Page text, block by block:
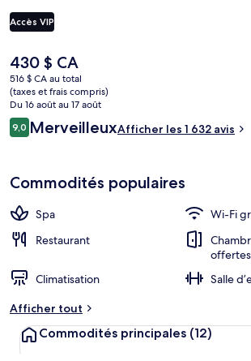
le dîner et le souper. Parmi les autres points
salons, un centre d’entraînement ouvert en tout
voyageurs apprécient l’emplacement central
touristiques, mais aussi pour la proximité au
Station de métro St. James's Park est à 3
de métro Victoria, à 8 minutes à pied.
Accès VIP
Le
prix
actuel
est
de 430 $ CA
430 $ CA
516 $ CA au total
(taxes et frais compris)
Du 16 août au 17 août
Avis
9,09,0 sur 10 –
MerveilleuxAfficher les 1 632 avis
Commodités populaires
Spa
Wi-Fi
Restaurant
offertes
Climatisation
Salle
Afficher tout
Commodités principales (12)